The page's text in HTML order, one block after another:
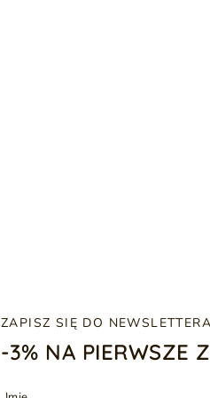
ZAPISZ SIĘ DO NEWSLETTERA
-3% NA PIERWSZE